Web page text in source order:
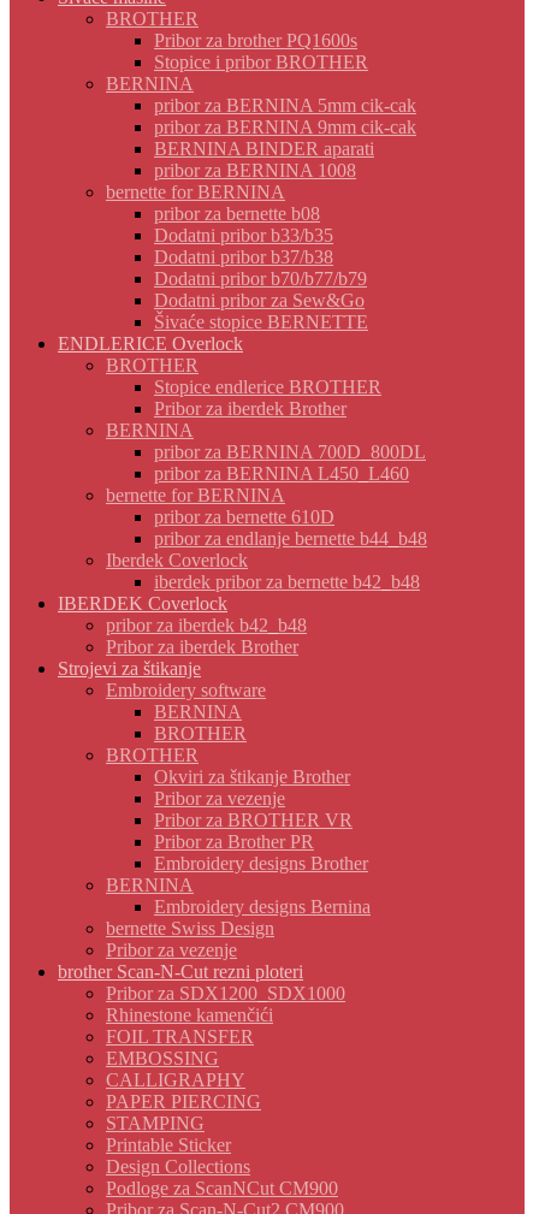
BROTHER
Pribor za brother PQ1600s
Stopice i pribor BROTHER
BERNINA
pribor za BERNINA 5mm cik-cak
pribor za BERNINA 9mm cik-cak
BERNINA BINDER aparati
pribor za BERNINA 1008
bernette for BERNINA
pribor za bernette b08
Dodatni pribor b33/b35
Dodatni pribor b37/b38
Dodatni pribor b70/b77/b79
Dodatni pribor za Sew&Go
Šivaće stopice BERNETTE
ENDLERICE Overlock
BROTHER
Stopice endlerice BROTHER
Pribor za iberdek Brother
BERNINA
pribor za BERNINA 700D_800DL
pribor za BERNINA L450_L460
bernette for BERNINA
pribor za bernette 610D
pribor za endlanje bernette b44_b48
Iberdek Coverlock
iberdek pribor za bernette b42_b48
IBERDEK Coverlock
pribor za iberdek b42_b48
Pribor za iberdek Brother
Strojevi za štikanje
Embroidery software
BERNINA
BROTHER
BROTHER
Okviri za štikanje Brother
Pribor za vezenje
Pribor za BROTHER VR
Pribor za Brother PR
Embroidery designs Brother
BERNINA
Embroidery designs Bernina
bernette Swiss Design
Pribor za vezenje
brother Scan-N-Cut rezni ploteri
Pribor za SDX1200_SDX1000
Rhinestone kamenčići
FOIL TRANSFER
EMBOSSING
CALLIGRAPHY
PAPER PIERCING
STAMPING
Printable Sticker
Design Collections
Podloge za ScanNCut CM900
Pribor za Scan-N-Cut2 CM900